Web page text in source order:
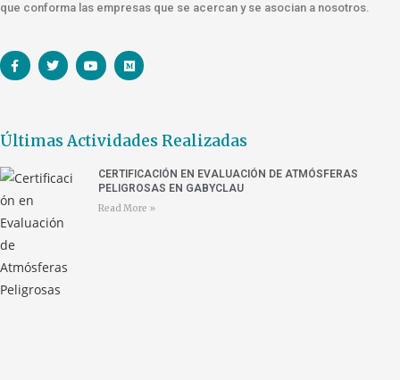
que conforma las empresas que se acercan y se asocian a nosotros.
Últimas Actividades Realizadas
CERTIFICACIÓN EN EVALUACIÓN DE ATMÓSFERAS
PELIGROSAS EN GABYCLAU
Read More »